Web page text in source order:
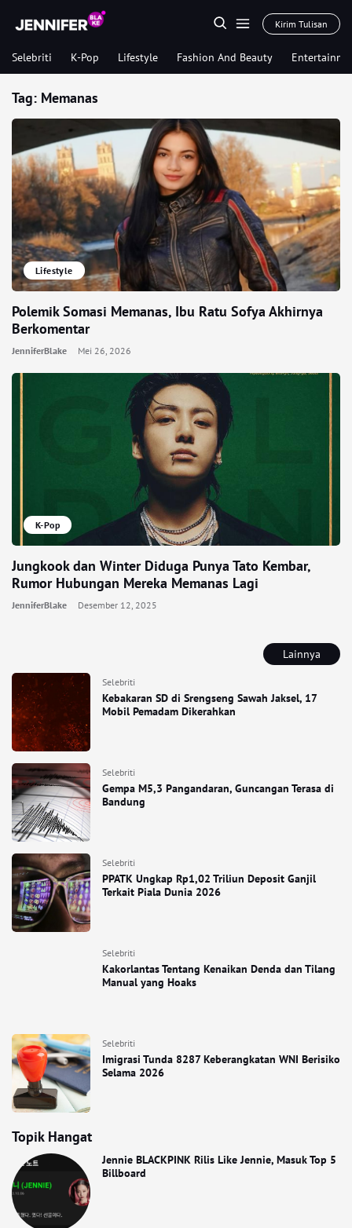
Kirim Tulisan
Selebriti K-Pop Lifestyle Fashion And Beauty
Lainnya
Selebriti
Kebakaran SD di Srengseng Sawah Jaksel, 17
Mobil Pemadam Dikerahkan
Selebriti
Gempa M5,3 Pangandaran, Guncangan Terasa di
Bandung
Selebriti
PPATK Ungkap Rp1,02 Triliun Deposit Ganjil
Terkait Piala Dunia 2026
Selebriti
Kakorlantas Tentang Kenaikan Denda dan Tilang
Manual yang Hoaks
Selebriti
Imigrasi Tunda 8287 Keberangkatan WNI Berisiko
Selama 2026
Topik Hangat
Jennie BLACKPINK Rilis Like Jennie, Masuk Top 5
Billboard
Tag: Memanas
Lifestyle
Polemik Somasi Memanas, Ibu Ratu Sofya Akhirnya
Berkomentar
JenniferBlake Mei 26, 2026
K-Pop
Jungkook dan Winter Diduga Punya Tato Kembar,
Rumor Hubungan Mereka Memanas Lagi
JenniferBlake Desember 12, 2025